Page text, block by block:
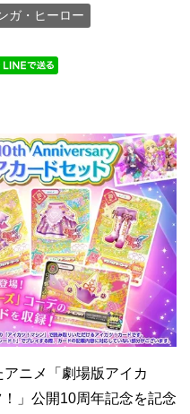
ガ・ヒーロー
ニメ「劇場版アイカ
」公開10周年記念を記念